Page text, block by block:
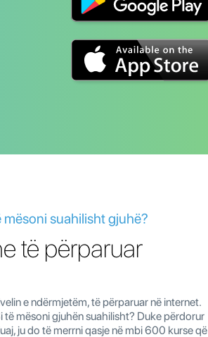
suahilisht gjuhë?
të përparuar
e ndërmjetëm, të përparuar në internet.
të mësoni gjuhën suahilisht? Duke përdorur
ju do të merrni qasje në mbi 600 kurse që